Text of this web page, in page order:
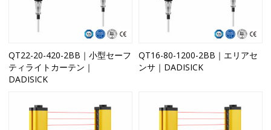
QT22-20-420-2BB｜小型セーフ
ティライトカーテン｜
DADISICK
QT16-80-1200-2BB｜エリアセ
ンサ｜DADISICK